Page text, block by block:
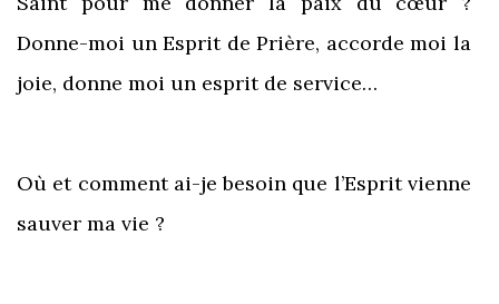
Donne-moi un Esprit de Prière, accorde moi la
joie, donne moi un esprit de service…
Où et comment ai-je besoin que l’Esprit vienne
sauver ma vie ?